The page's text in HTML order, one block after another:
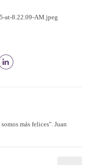
más felices". Juan